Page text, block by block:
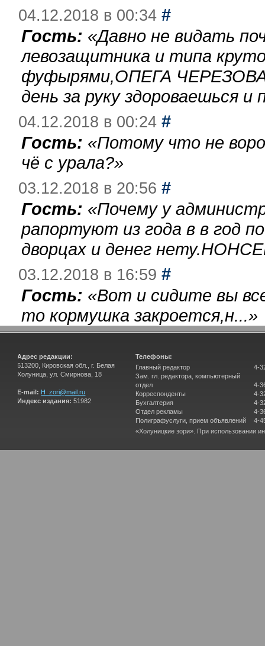
04.12.2018 в 00:34 #
Гость: «Давно не видать
левозащитника и типа
фуфырями,ОПЕГА
день за руку здороваешься
04.12.2018 в 00:24 #
Гость: «Потому что не
чё с урала?»
03.12.2018 в 20:56 #
Гость: «Почему у
рапортуют из года в в год
дворцах и денег
03.12.2018 в 16:59 #
Гость: «Вот и сидите вы
то кормушка закроется,н...»
Адрес редакции:
613200, Кировская обл., г. Белая
Холуница, ул. Смирнова, 18
E-mail: H_zori@mail.ru
Индекс издания: 51982
Телефоны:
Главный редактор
Зам. гл. редактора, компьютерный
отдел
Корреспонденты
Бухгалтерия
Отдел рекламы
Полиграфуслуги, прием объявлений
4-
4-
4-
4-
4-
4-
«Холуницкие зори». При использовании